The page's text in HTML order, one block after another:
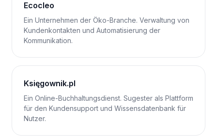
Ecocleo
Ein Unternehmen der Öko-Branche. Verwaltung von
Kundenkontakten und Automatisierung der
Kommunikation.
Księgownik.pl
Ein Online-Buchhaltungsdienst. Sugester als Plattform
für den Kundensupport und Wissensdatenbank für
Nutzer.